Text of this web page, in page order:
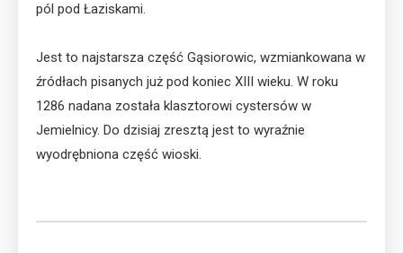
pól pod Łaziskami.
Jest to najstarsza część Gąsiorowic, wzmiankowana w
źródłach pisanych już pod koniec XIII wieku. W roku
1286 nadana została klasztorowi cystersów w
Jemielnicy. Do dzisiaj zresztą jest to wyraźnie
wyodrębniona część wioski.